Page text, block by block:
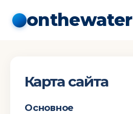
onthewater
Карта сайта
Основное